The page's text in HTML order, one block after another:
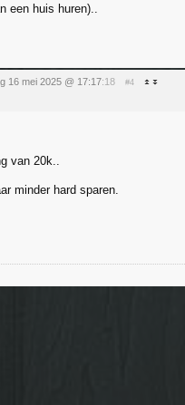
een huis huren)..
16 mei 2025 @ 17:17:18 #4
van 20k..
minder hard sparen.